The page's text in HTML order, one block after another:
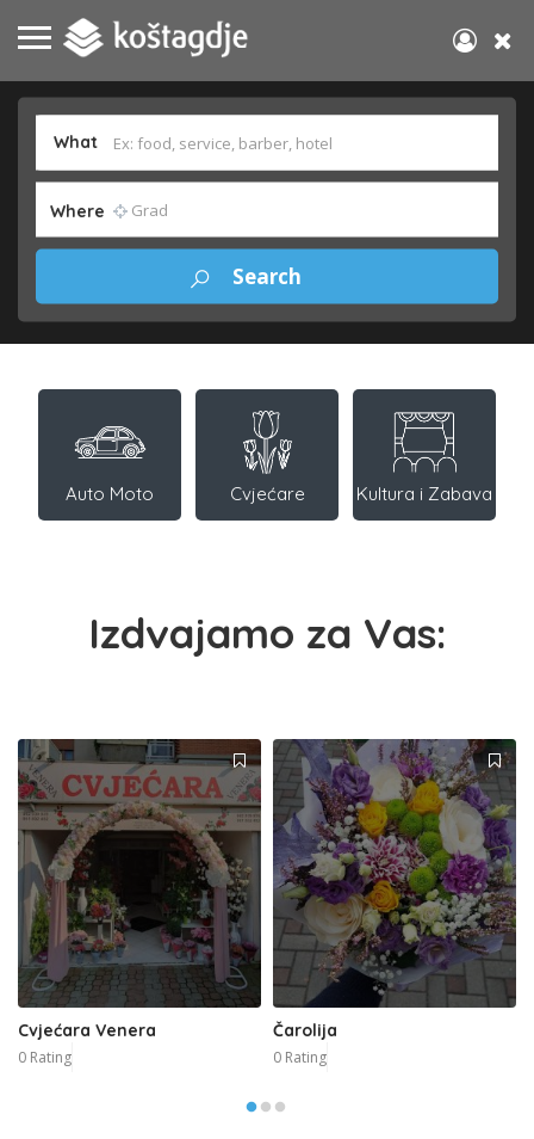
What
Where
Auto Moto Cvjećare Kultura i Zabava
Izdvajamo za Vas:
Cvjećara Venera
0 Rating
Čarolija
0 Rating